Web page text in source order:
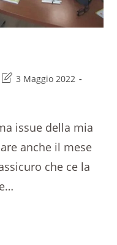
3 Maggio 2022
issue della mia
anche il mese
che ce la